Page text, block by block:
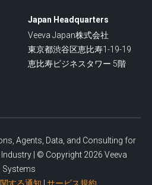
Japan Headquarters
Veeva Japan株式会社
東京都渋谷区恵比寿1-19-19
恵比寿ビジネスタワー 5階
Agents, Data, and Consulting for
| © Copyright 2026 Veeva
Systems
する通知 | サービス規約